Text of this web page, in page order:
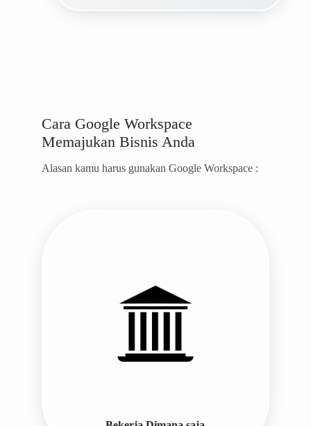
Cara Google Workspace
Memajukan Bisnis Anda
Alasan kamu harus gunakan Google Workspace :